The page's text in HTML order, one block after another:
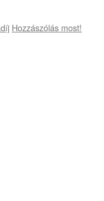
Hozzászólás most!